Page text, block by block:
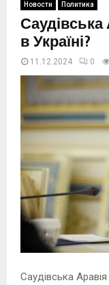
Новости Политика
Саудівська
в Україні?
11.12.2024 0
Саудівська Аравія